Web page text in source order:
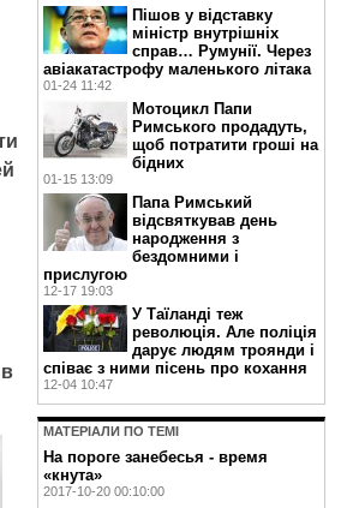
Пішов у відставку
міністр внутрішніх
справ… Румунії. Через
авіакатастрофу маленького літака
01-24 11:42
Мотоцикл Папи
Римського продадуть,
щоб потратити гроші на
бідних
01-15 13:09
Папа Римський
відсвяткував день
народження з
бездомними і
прислугою
12-17 19:03
У Таїланді теж
революція. Але поліція
дарує людям троянди і
співає з ними пісень про кохання
12-04 10:47
МАТЕРIАЛИ ПО ТЕМI
На пороге занебесья - время
«кнута»
2017-10-20 00:10:00